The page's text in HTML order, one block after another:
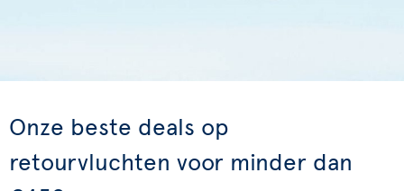
Onze beste deals op
retourvluchten voor minder dan